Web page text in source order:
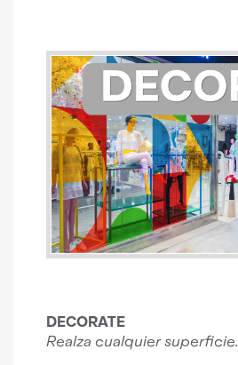
DECORATE
Realza cualquier superficie.